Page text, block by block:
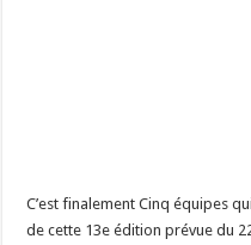
C’est finalement Cinq équipes
de cette 13e édition prévue du